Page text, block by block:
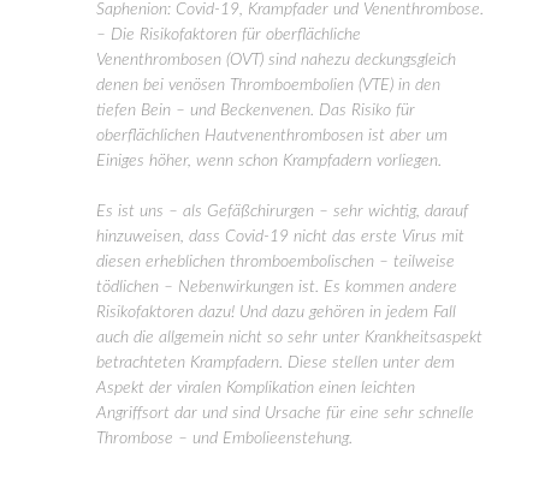
Saphenion: Covid-19, Krampfader und Venenthrombose.
– Die Risikofaktoren für oberflächliche
Venenthrombosen (OVT) sind nahezu deckungsgleich
denen bei venösen Thromboembolien (VTE) in den
tiefen Bein – und Beckenvenen. Das Risiko für
oberflächlichen Hautvenenthrombosen ist aber um
Einiges höher, wenn schon Krampfadern vorliegen.
Es ist uns – als Gefäßchirurgen – sehr wichtig, darauf
hinzuweisen, dass Covid-19 nicht das erste Virus mit
diesen erheblichen thromboembolischen – teilweise
tödlichen – Nebenwirkungen ist. Es kommen andere
Risikofaktoren dazu! Und dazu gehören in jedem Fall
auch die allgemein nicht so sehr unter Krankheitsaspekt
betrachteten Krampfadern. Diese stellen unter dem
Aspekt der viralen Komplikation einen leichten
Angriffsort dar und sind Ursache für eine sehr schnelle
Thrombose – und Embolieenstehung.